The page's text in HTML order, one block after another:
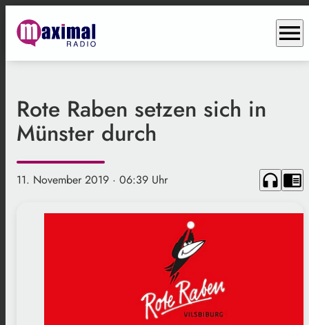
menu
Rote Raben setzen sich in
Münster durch
11. November 2019 · 06:39 Uhr headphones chrome_reader_mode